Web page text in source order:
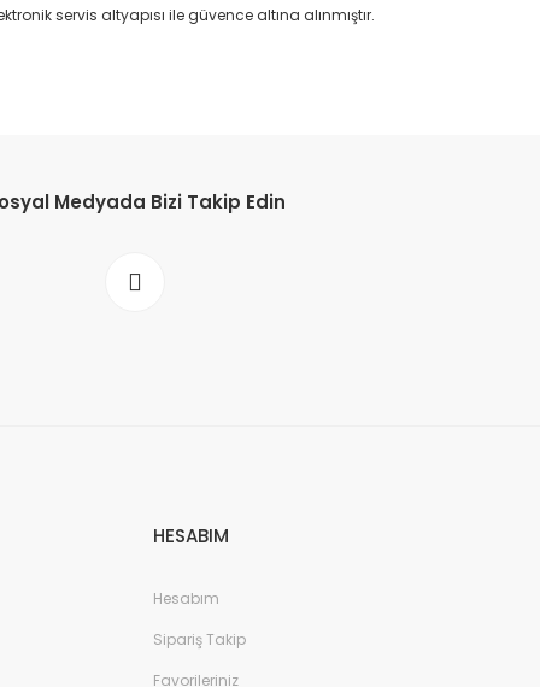
servis altyapısı ile güvence altına alınmıştır.
Medyada Bizi Takip Edin
HESABIM
Hesabım
Sipariş Takip
Favorileriniz